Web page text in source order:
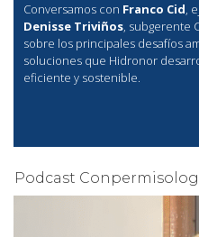
Conversamos con Franco Cid,
Denisse Triviños, subgerente
sobre los principales desafíos
soluciones que Hidronor
eficiente y sostenible.
Podcast